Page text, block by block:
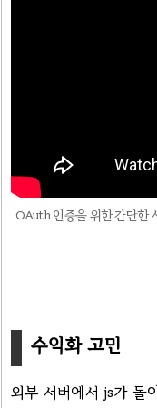
OAuth 인증을 위한 간단한
수익화 고민
외부 서버에서 js가 돌